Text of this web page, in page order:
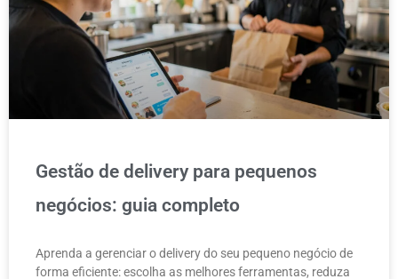
Gestão de delivery para pequenos
negócios: guia completo
Aprenda a gerenciar o delivery do seu pequeno negócio de
forma eficiente: escolha as melhores ferramentas, reduza